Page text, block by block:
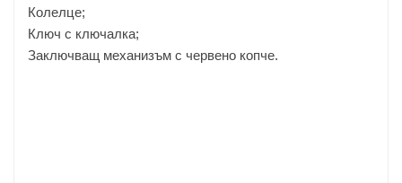
Колелце;
Ключ с ключалка;
Заключващ механизъм с червено копче.